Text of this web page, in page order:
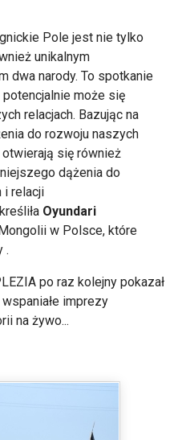
Pole jest nie tylko
unikalnym
dwa narody. To spotkanie
może się
relacjach. Bazując na
do rozwoju naszych
się również
dążenia do
i relacji
Oyundari
w Polsce, które
.
po raz kolejny pokazał
imprezy
na żywo...